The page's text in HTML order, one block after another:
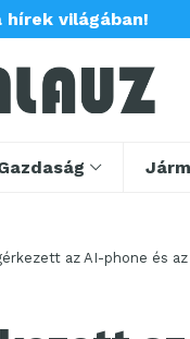
hírek világában!
az AI-phone és